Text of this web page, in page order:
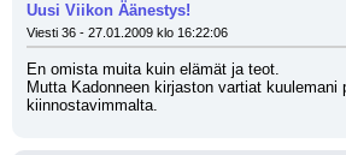
Uusi Viikon Äänestys!
Viesti 36 - 27.01.2009 klo 16:22:06
En omista muita kuin elämät ja teot.
Mutta Kadonneen kirjaston vartiat kuulemani
kiinnostavimmalta.